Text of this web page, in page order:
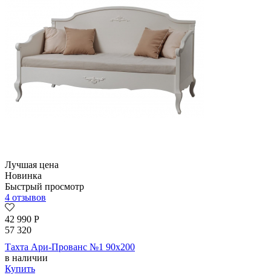
Лучшая цена
Новинка
Быстрый просмотр
4 отзывов
42 990 Р
57 320
Тахта Ари-Прованс №1 90х200
в наличии
Купить